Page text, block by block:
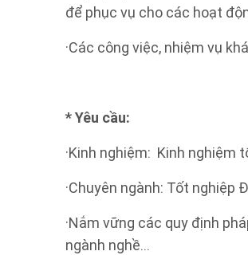
để phục vụ cho các hoạt
·Các công việc, nhiệm vụ
* Yêu cầu:
·Kinh nghiệm: Kinh nghiệm
·Chuyên ngành: Tốt nghiệp
·Nắm vững các quy định
ngành nghề…